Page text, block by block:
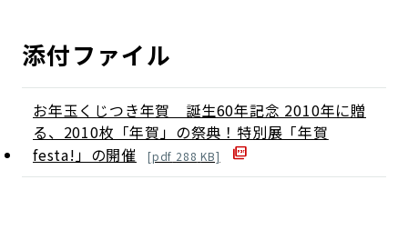
添付ファイル
お年玉くじつき年賀 誕生60年記念 2010年に贈
る、2010枚「年賀」の祭典！特別展「年賀
festa!」の開催
[pdf 288 KB]